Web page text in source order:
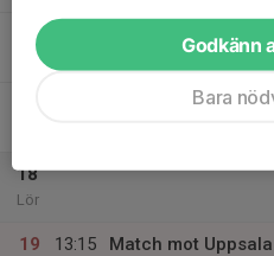
16
Tor
18
Lör
19
13:15
Match mot
Godkänn
Bara